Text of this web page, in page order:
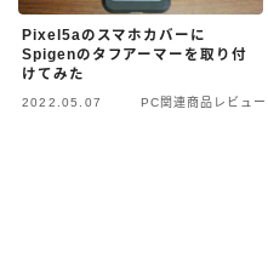
カメラ
Pixel5aのスマホカバーに
Spigenのタフアーマーを取り付
けてみた
2022.05.07 PC関連商品レビュー